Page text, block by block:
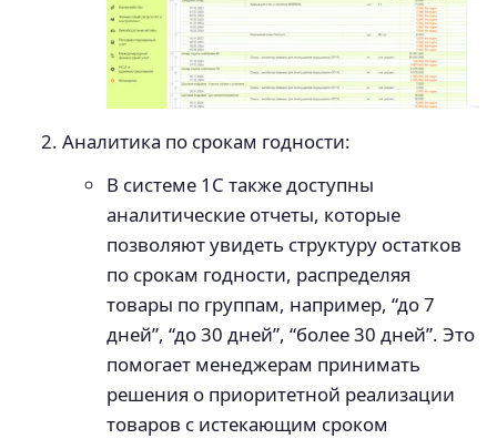
Аналитика по срокам годности:
В системе 1С также доступны
аналитические отчеты, которые
позволяют увидеть структуру остатков
по срокам годности, распределяя
товары по группам, например, “до 7
дней”, “до 30 дней”, “более 30 дней”. Это
помогает менеджерам принимать
решения о приоритетной реализации
товаров с истекающим сроком